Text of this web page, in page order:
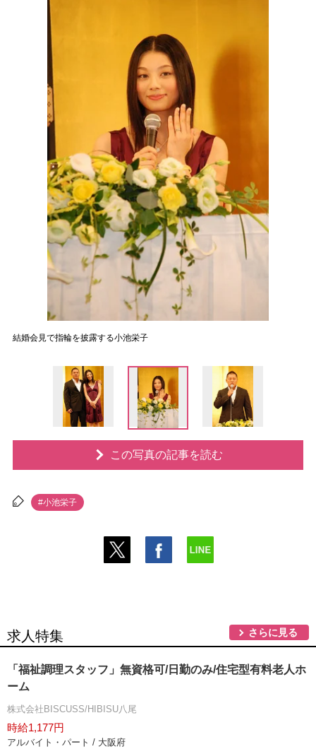
結婚会見で指輪を披露する小池栄子
この写真の記事を読む
#小池栄子
求人特集 さらに見る
「福祉調理スタッフ」無資格可/日勤のみ/住宅型有料老人ホ
ーム
株式会社BISCUSS/HIBISU八尾
時給1,177円
アルバイト・パート / 大阪府